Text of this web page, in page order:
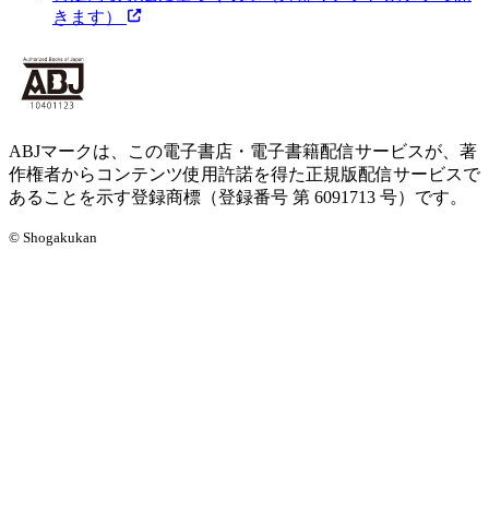
きます）
ABJマークは、この電子書店・電子書籍配信サービスが、著
作権者からコンテンツ使用許諾を得た正規版配信サービスで
あることを示す登録商標（登録番号 第 6091713 号）です。
© Shogakukan